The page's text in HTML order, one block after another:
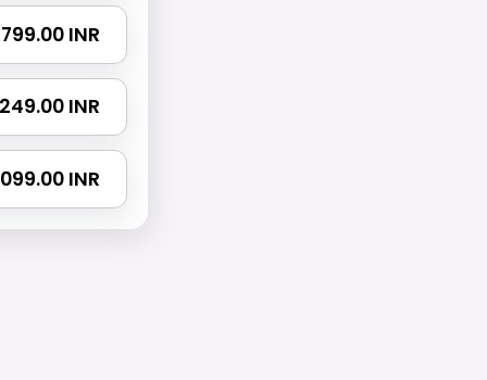
799.00 INR
INR
INR